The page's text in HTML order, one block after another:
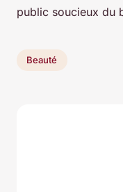
public soucieux du
Beauté